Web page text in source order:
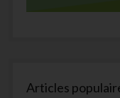
Articles